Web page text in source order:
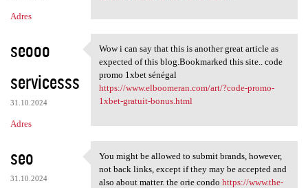
Adres
seooo
servicesss
31.10.2024
Adres
Wow i can say that this is
Wow i can say that this is another great article as
expected of this blog.Bookmarked this site.. code
promo 1xbet sénégal
https://www.elboomeran.com/art/?code-promo-
1xbet-gratuit-bonus.html
seo
31.10.2024
You might be allowed to
You might be allowed to submit brands, however,
not back links, except if they may be accepted and
also about matter. the orie condo https://www.the-